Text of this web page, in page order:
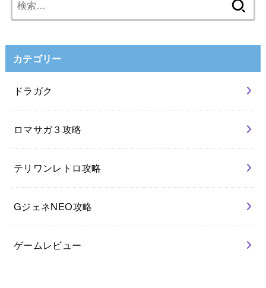
索:
カテゴリー
ドラガク
ロマサガ３攻略
テリワンレトロ攻略
GジェネNEO攻略
ゲームレビュー